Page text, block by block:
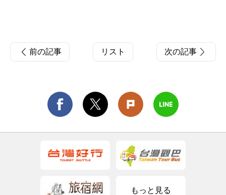
前の記事 リスト 次の記事
もっと見る